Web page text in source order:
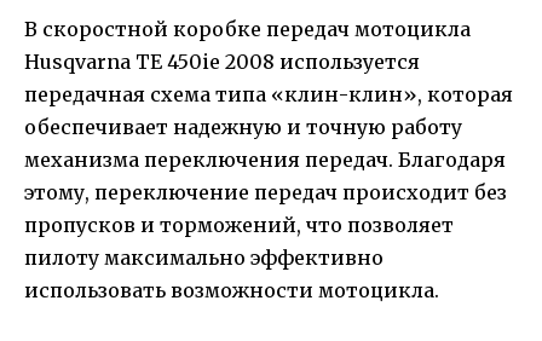
В скоростной коробке передач мотоцикла
Husqvarna TE 450ie 2008 используется
передачная схема типа «клин-клин», которая
обеспечивает надежную и точную работу
механизма переключения передач. Благодаря
этому, переключение передач происходит без
пропусков и торможений, что позволяет
пилоту максимально эффективно
использовать возможности мотоцикла.